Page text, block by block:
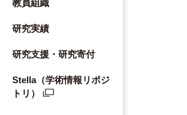
教員組織
研究実績
研究支援・研究寄付
Stella（学術情報リポジ
トリ）